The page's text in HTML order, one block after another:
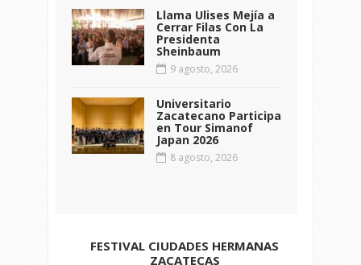
Llama Ulises Mejía a
Cerrar Filas Con La
Presidenta
Sheinbaum
9 agosto, 2026
Universitario
Zacatecano Participa
en Tour Simanof
Japan 2026
8 agosto, 2026
FESTIVAL CIUDADES HERMANAS
ZACATECAS